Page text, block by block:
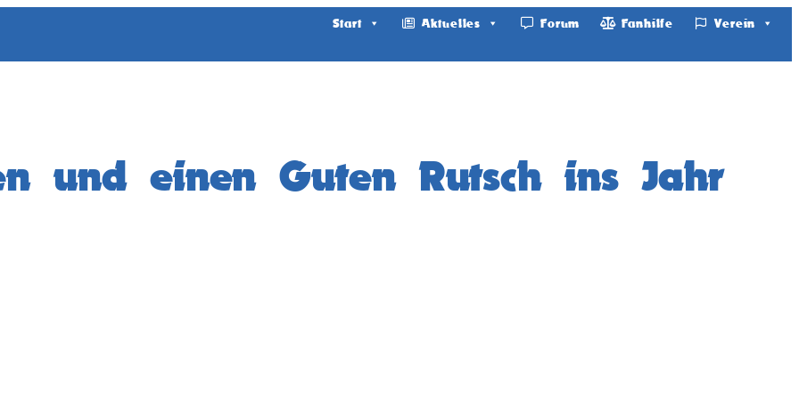
Start Aktuelles Forum Fanhilfe Verein
und einen Guten Rutsch ins Jahr